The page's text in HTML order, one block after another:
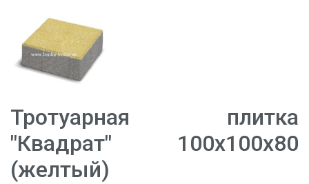
Тротуарная плитка
"Квадрат" 100х100х80
(желтый)